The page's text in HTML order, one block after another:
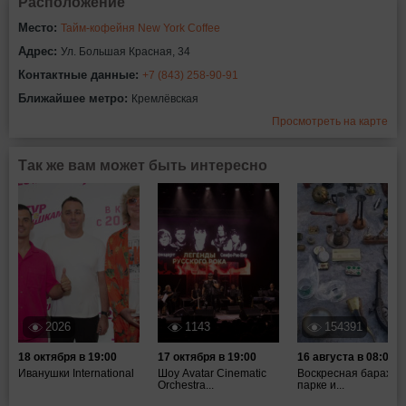
Место: Тайм-кофейня New York Coffee
Адрес: Ул. Большая Красная, 34
Контактные данные: +7 (843) 258-90-91
Ближайшее метро: Кремлёвская
Просмотреть на карте
Так же вам может быть интересно
2026
18 октября в 19:00
Иванушки International
1143
17 октября в 19:00
Шоу Avatar Cinematic
Orchestra...
154391
16 августа в 08:00
Воскресная
парке и...